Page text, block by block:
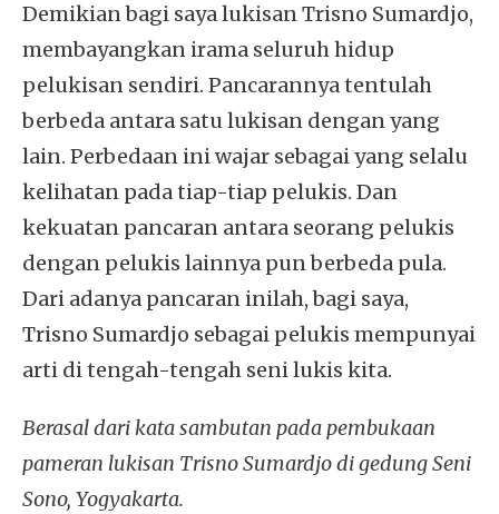
Demikian bagi saya lukisan Trisno Sumardjo,
membayangkan irama seluruh hidup
pelukisan sendiri. Pancarannya tentulah
berbeda antara satu lukisan dengan yang
lain. Perbedaan ini wajar sebagai yang selalu
kelihatan pada tiap-tiap pelukis. Dan
kekuatan pancaran antara seorang pelukis
dengan pelukis lainnya pun berbeda pula.
Dari adanya pancaran inilah, bagi saya,
Trisno Sumardjo sebagai pelukis mempunyai
arti di tengah-tengah seni lukis kita.
Berasal dari kata sambutan pada pembukaan
pameran lukisan Trisno Sumardjo di gedung Seni
Sono, Yogyakarta.